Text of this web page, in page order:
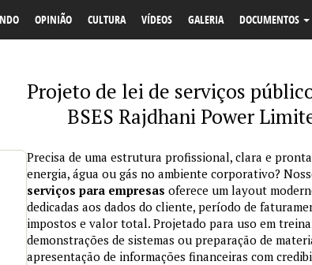
OPINIÃO CULTURA VÍDEOS GALERIA DOCUMENTOS
Projeto de lei de serviços
BSES Rajdhani Power
Precisa de uma estrutura profissional, clara e
energia, água ou gás no ambiente corporativo?
serviços para empresas oferece um layout
dedicadas aos dados do cliente, período de
impostos e valor total. Projetado para uso em
demonstrações de sistemas ou preparação de
apresentação de informações financeiras com